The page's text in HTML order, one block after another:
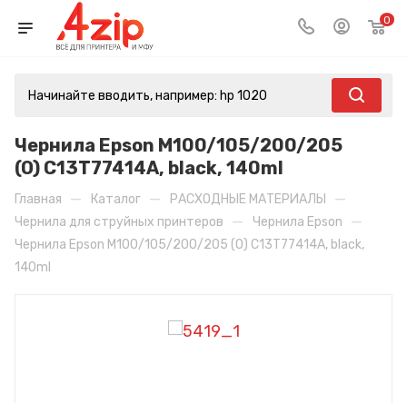
0
Чернила Epson M100/105/200/205
(O) C13T77414A, black, 140ml
Главная — Каталог — РАСХОДНЫЕ МАТЕРИАЛЫ —
Чернила для струйных принтеров — Чернила Epson —
Чернила Epson M100/105/200/205 (O) C13T77414A, black,
140ml